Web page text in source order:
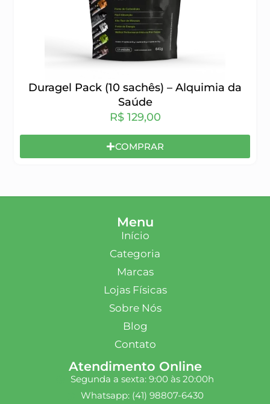
Duragel Pack (10 sachês) – Alquimia da
Saúde
R$129,00
COMPRAR
Menu
Início
Categoria
Marcas
Lojas Físicas
Sobre Nós
Blog
Contato
Atendimento Online
Segunda a sexta: 9:00 às 20:00h
Whatsapp: (41) 98807-6430